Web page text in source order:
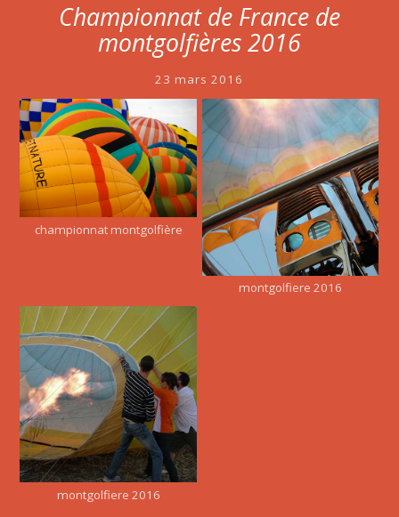
Championnat de France de
montgolfières 2016
23 mars 2016
championnat montgolfière
montgolfiere 2016
montgolfiere 2016